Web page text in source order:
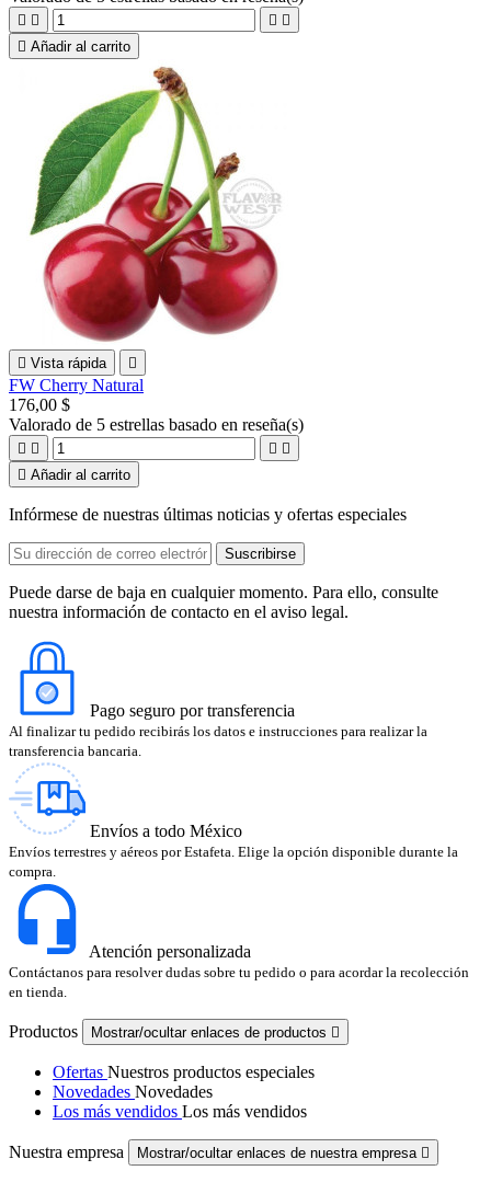
   
 Añadir al carrito
 Vista rápida 
FW Cherry Natural
176,00 $
Valorado de 5 estrellas basado en reseña(s)
   
 Añadir al carrito
Infórmese de nuestras últimas noticias y ofertas especiales
Puede darse de baja en cualquier momento. Para ello, consulte
nuestra información de contacto en el aviso legal.
Pago seguro por transferencia
Al finalizar tu pedido recibirás los datos e instrucciones para realizar la
transferencia bancaria.
Envíos a todo México
Envíos terrestres y aéreos por Estafeta. Elige la opción disponible durante la
compra.
Atención personalizada
Contáctanos para resolver dudas sobre tu pedido o para acordar la recolección
en tienda.
Productos Mostrar/ocultar enlaces de productos 
Ofertas Nuestros productos especiales
Novedades Novedades
Los más vendidos Los más vendidos
Nuestra empresa Mostrar/ocultar enlaces de nuestra empresa 